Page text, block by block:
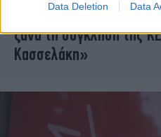
Data Deletion Data
Τζάκρη σε μέλη της ΠΓ
ξανά τη σύγκληση της
Κασσελάκη»